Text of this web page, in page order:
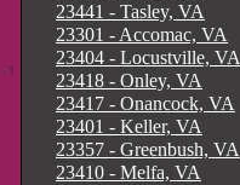
23441 - Tasley, VA
23301 - Accomac, VA
23404 - Locustville, VA
23418 - Onley, VA
23417 - Onancock, VA
23401 - Keller, VA
23357 - Greenbush, VA
23410 - Melfa, VA